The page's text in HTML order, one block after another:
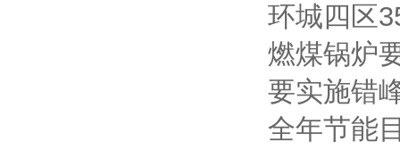
环城四区
燃煤锅炉
要实施错
全年节能